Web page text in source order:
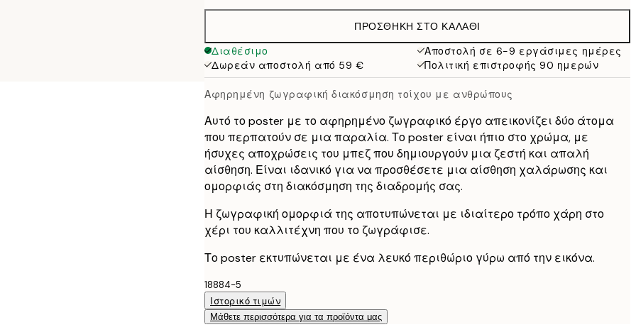
38 €
ΠΡΟΣΘΉΚΗ ΣΤΟ ΚΑΛΆΘΙ
Διαθέσιμο
Αποστολή σε 6-9 εργάσιμες ημέρες
Δωρεάν αποστολή από 59 €
Πολιτική επιστροφής 90 ημερών
Αφηρημένη ζωγραφική διακόσμηση τοίχου με ανθρώπους
Αυτό το poster με το αφηρημένο ζωγραφικό έργο απεικονίζει δύο άτομα
που περπατούν σε μια παραλία. Το poster είναι ήπιο στο χρώμα, με
ήσυχες αποχρώσεις του μπεζ που δημιουργούν μια ζεστή και απαλή
αίσθηση. Είναι ιδανικό για να προσθέσετε μια αίσθηση χαλάρωσης και
ομορφιάς στη διακόσμηση της διαδρομής σας.
Η ζωγραφική ομορφιά της αποτυπώνεται με ιδιαίτερο τρόπο χάρη στο
χέρι του καλλιτέχνη που το ζωγράφισε.
Το poster εκτυπώνεται με ένα λευκό περιθώριο γύρω από την εικόνα.
18884-5
Ιστορικό τιμών
Μάθετε περισσότερα για τα προϊόντα μας